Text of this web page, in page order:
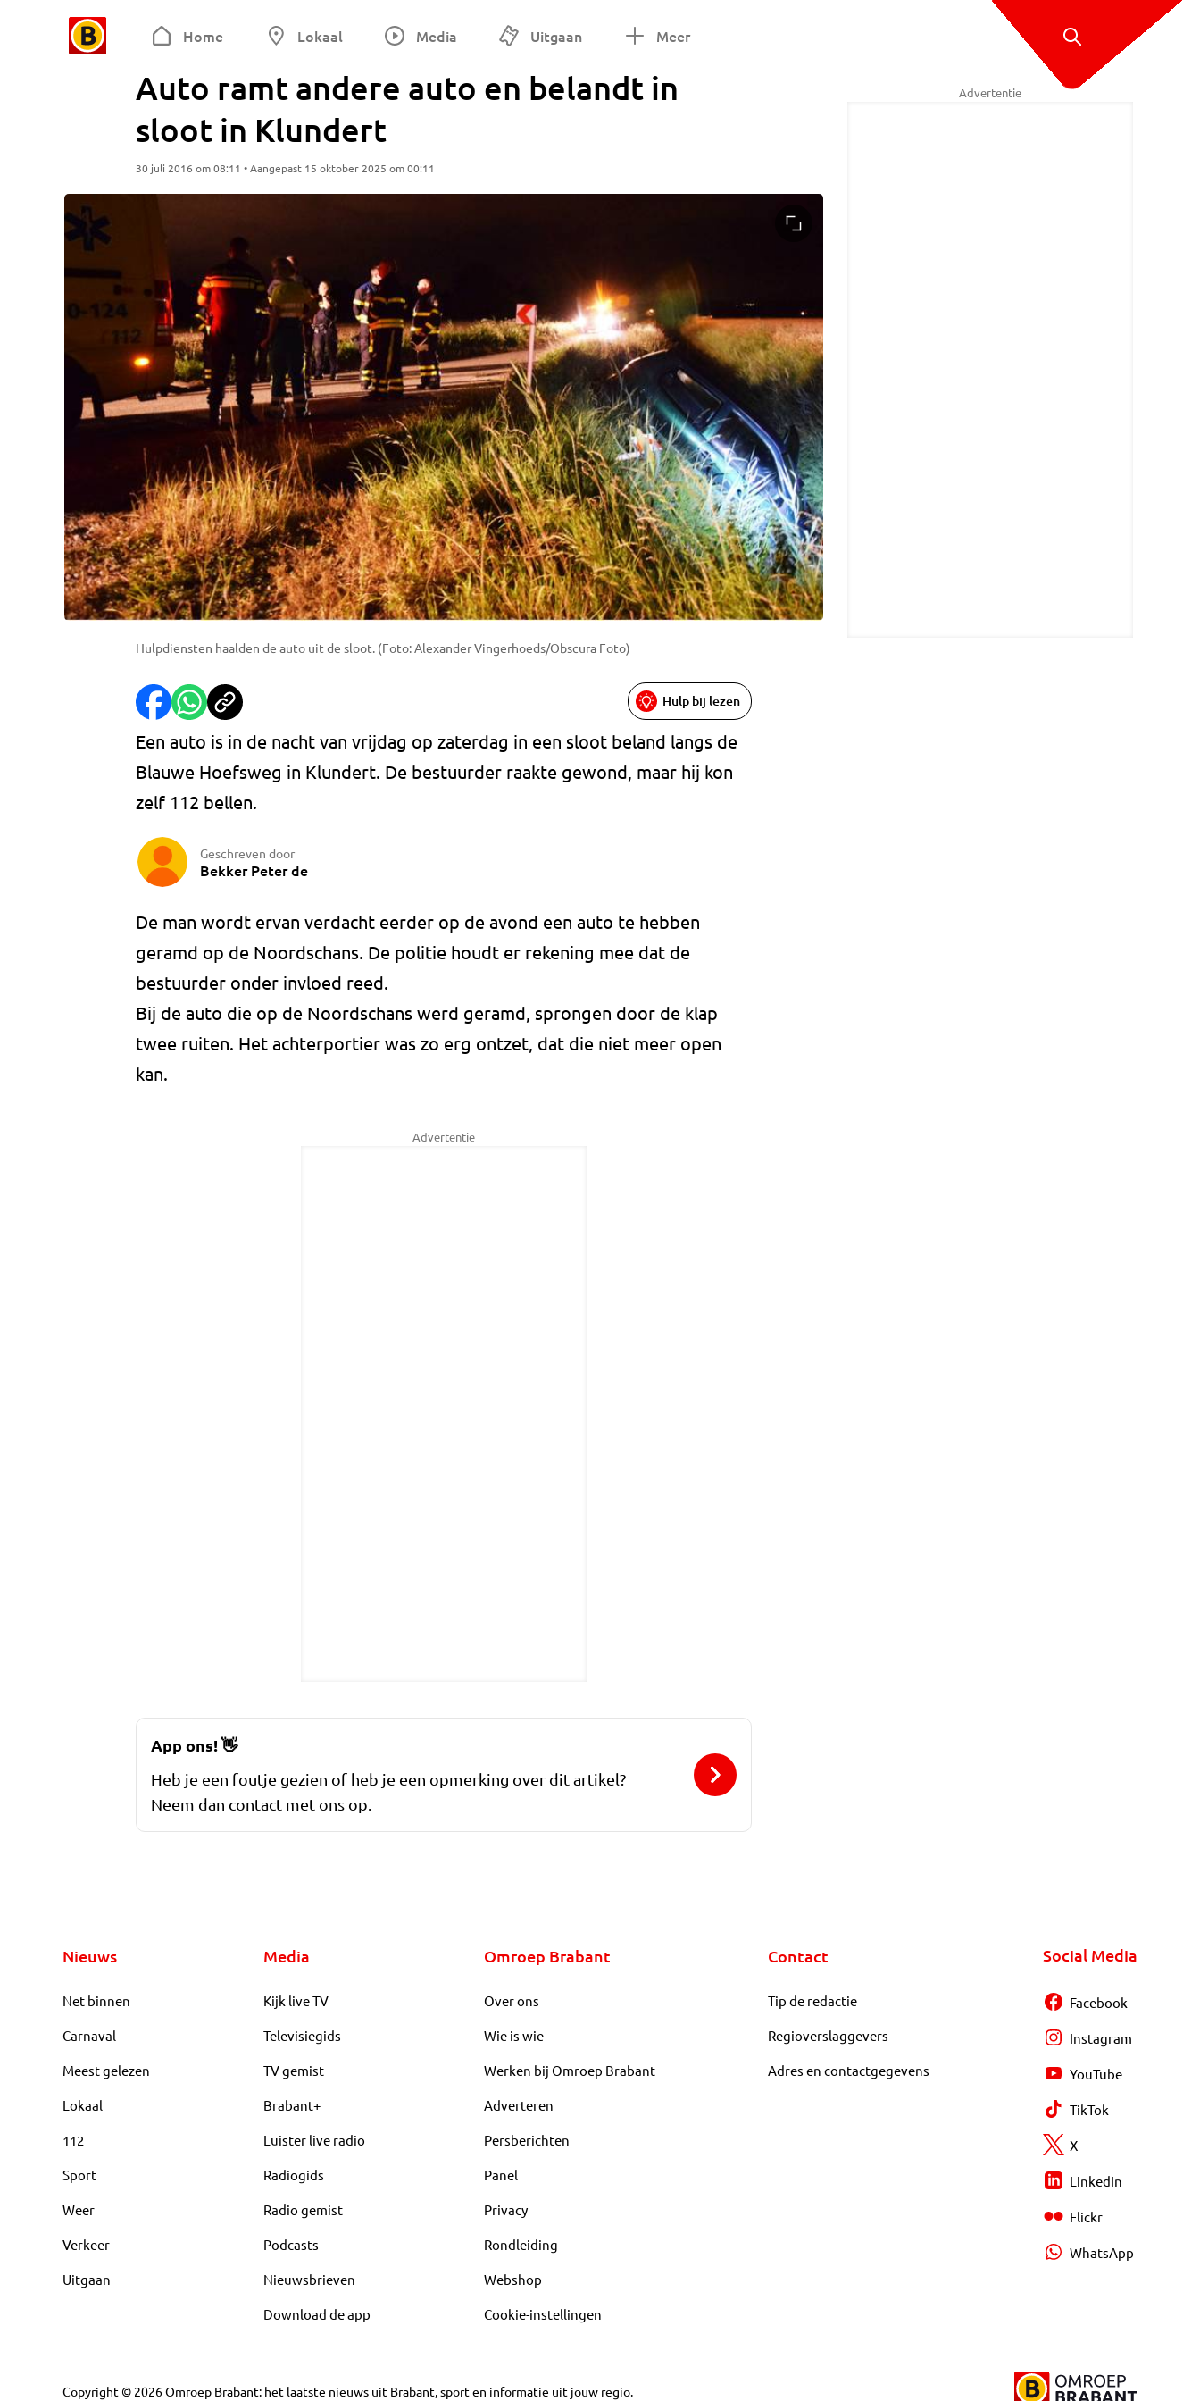
Home Lokaal Media Uitgaan Meer
Auto ramt andere auto en belandt in
sloot in Klundert
30 juli 2016 om 08:11 • Aangepast 15 oktober 2025 om 00:11
Hulpdiensten haalden de auto uit de sloot. (Foto: Alexander Vingerhoeds/Obscura Foto)
Hulp bij lezen
Een auto is in de nacht van vrijdag op zaterdag in een sloot beland langs de
Blauwe Hoefsweg in Klundert. De bestuurder raakte gewond, maar hij kon
zelf 112 bellen.
Geschreven door
Bekker Peter de
De man wordt ervan verdacht eerder op de avond een auto te hebben
geramd op de Noordschans. De politie houdt er rekening mee dat de
bestuurder onder invloed reed.
Bij de auto die op de Noordschans werd geramd, sprongen door de klap
twee ruiten. Het achterportier was zo erg ontzet, dat die niet meer open
kan.
Advertentie
Advertentie
App ons!👋
Heb je een foutje gezien of heb je een opmerking over dit artikel?
Neem dan contact met ons op.
Nieuws
Net binnen
Carnaval
Meest gelezen
Lokaal
112
Sport
Weer
Verkeer
Uitgaan
Media
Kijk live TV
Televisiegids
TV gemist
Brabant+
Luister live radio
Radiogids
Radio gemist
Podcasts
Nieuwsbrieven
Download de app
Omroep Brabant
Over ons
Wie is wie
Werken bij Omroep Brabant
Adverteren
Persberichten
Panel
Privacy
Rondleiding
Webshop
Cookie-instellingen
Contact
Tip de redactie
Regioverslaggevers
Adres en contactgegevens
Social Media
Facebook
Instagram
YouTube
TikTok
X
LinkedIn
Flickr
WhatsApp
Copyright © 2026Omroep Brabant: het laatste nieuws uit Brabant, sport en informatie uit jouw regio.